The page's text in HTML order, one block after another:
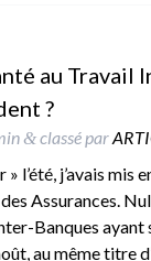
au Travail
?
&classé par
l’été, j’avais mis
Assurances.
Banques
au même titre